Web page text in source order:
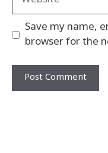
Save my name,
browser for the